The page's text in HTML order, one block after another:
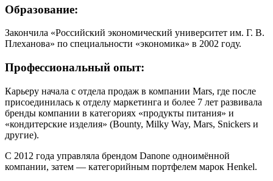
Образование:
Закончила «Российский экономический университет им. Г. В.
Плеханова» по специальности «экономика» в 2002 году.
Профессиональный опыт:
Карьеру начала с отдела продаж в компании Mars, где после
присоединилась к отделу маркетинга и более 7 лет развивала
бренды компании в категориях «продукты питания» и
«кондитерские изделия» (Bounty, Milky Way, Mars, Snickers и
другие).
С 2012 года управляла брендом Danone одноимённой
компании, затем — категорийным портфелем марок Henkel.